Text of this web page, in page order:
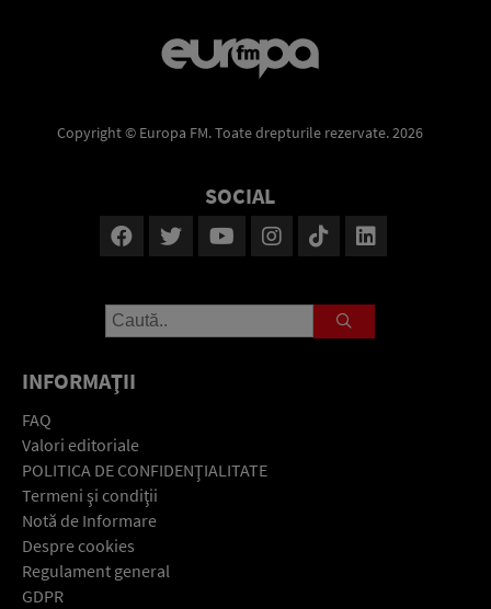
Copyright © Europa FM. Toate drepturile rezervate. 2026
SOCIAL
INFORMAŢII
FAQ
Valori editoriale
POLITICA DE CONFIDENŢIALITATE
Termeni şi condiţii
Notă de Informare
Despre cookies
Regulament general
GDPR